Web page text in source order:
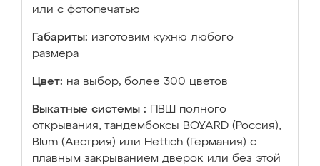
или с фотопечатью
Габариты: изготовим кухню любого
размера
Цвет: на выбор, более 300 цветов
Выкатные системы :
ПВШ полного
открывания, тандембоксы BOYARD (Россия),
Blum (Австрия) или Hettich (Германия) с
плавным закрыванием дверок или без этой